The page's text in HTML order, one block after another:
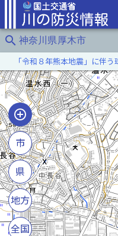
search 神奈川県厚木市
「令和８年熊本地震」に伴
市
県
地方
全国